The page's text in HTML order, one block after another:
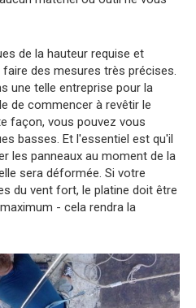
de la hauteur requise et
des mesures très précises.
une telle entreprise pour la
de commencer à revêtir le
façon, vous pouvez vous
basses. Et l'essentiel est qu'il
les panneaux au moment de la
sera déformée. Si votre
du vent fort, le platine doit être
- cela rendra la